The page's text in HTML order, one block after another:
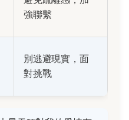
強聯繫
別逃避現實，面
對挑戰